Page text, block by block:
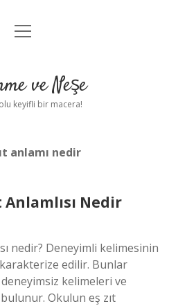
Anasayfa
Uyarı
menüyü
ve Neşe
keyifli bir macera!
anlamı nedir
Anlamlısı Nedir
nedir? Deneyimli kelimesinin
karakterize edilir. Bunlar
deneyimsiz kelimeleri ve
Okulun eş zıt